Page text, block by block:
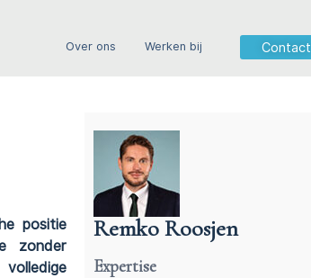
Over ons Werken bij Contact
positie
zonder
Remko Roosjen
Advocaat voor procedures
Expertise